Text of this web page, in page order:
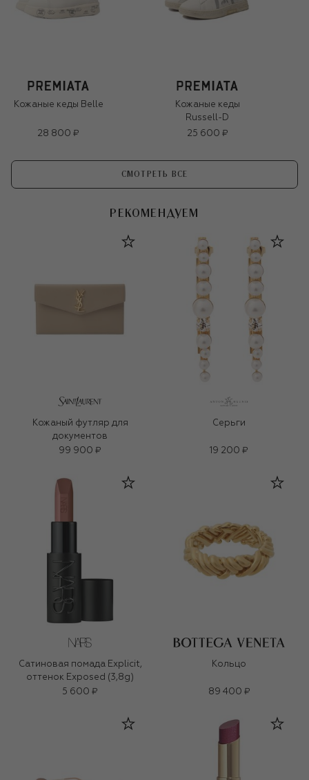
Кожаные кеды Belle
28 800 ₽
Кожаные кеды
Russell-D
25 600 ₽
СМОТРЕТЬ ВСЕ
РЕКОМЕНДУЕМ
Кожаный футляр для
документов
99 900 ₽
Серьги
19 200 ₽
Сатиновая помада Explicit,
оттенок Exposed (3,8g)
5 600 ₽
Кольцо
89 400 ₽